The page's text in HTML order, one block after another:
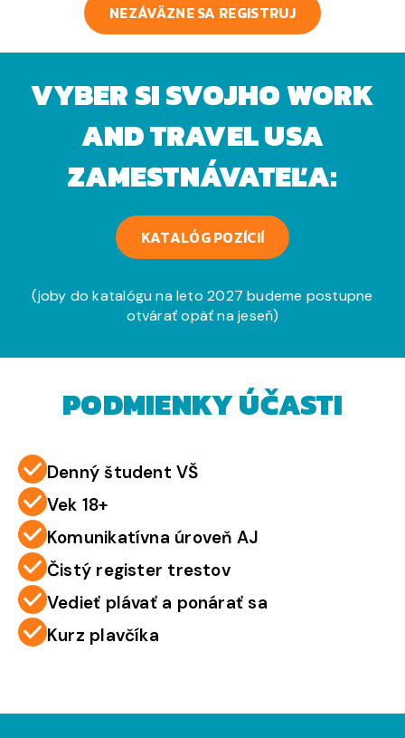
NEZÁVÄZNE SA REGISTRUJ
VYBER SI SVOJHO WORK
AND TRAVEL USA
ZAMESTNÁVATEĽA:
KATALÓG POZÍCIÍ
(joby do katalógu na leto 2027 budeme postupne
otvárať opäť na jeseň)
PODMIENKY ÚČASTI
Denný študent VŠ
Vek 18+
Komunikatívna úroveň AJ
Čistý register trestov
Vedieť plávať a ponárať sa
Kurz plavčíka